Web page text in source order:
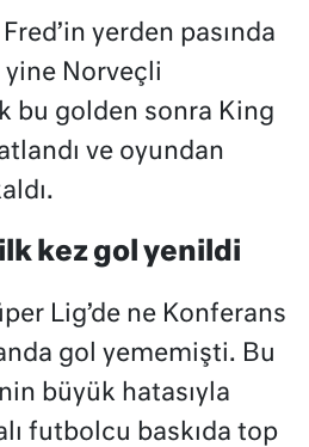
yerden pasında
Norveçli
bu golden sonra King
ve oyundan
kez gol yenildi
Lig’de ne Konferans
gol yememişti. Bu
büyük hatasıyla
futbolcu baskıda top